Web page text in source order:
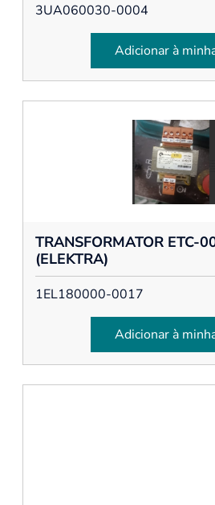
3UA060030-0004
Adicionar à
TRANSFORMATOR ETC-
(ELEKTRA)
1EL180000-0017
Adicionar à